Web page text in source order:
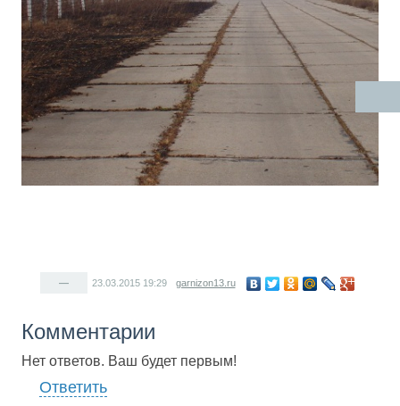
— 23.03.2015 19:29 garnizon13.ru
Комментарии
Нет ответов. Ваш будет первым!
Ответить